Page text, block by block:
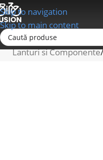
Skip to navigation
Skip to main content
Prima pagină
Lanturi si Componente